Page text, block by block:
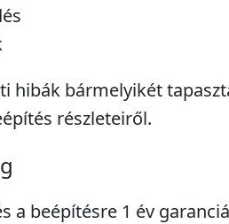
hibák bármelyikét
részleteiről.
a beépítésre 1 év